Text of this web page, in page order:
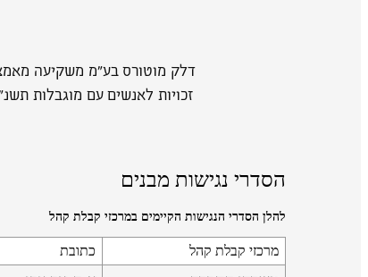
דלק מוטורס בע"מ משקיעה
הסדרי נגישות מבנים
להלן הסדרי הנגישות הקיימים במרכזי קבלת קהל
מרכזי קבלת קהל כתובת